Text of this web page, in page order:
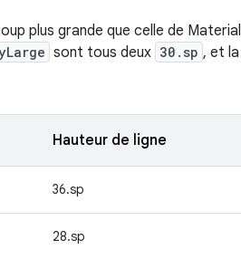
plus grande que celle de Material
sont tous deux 30.sp , et la
Hauteur de ligne
36.sp
28.sp